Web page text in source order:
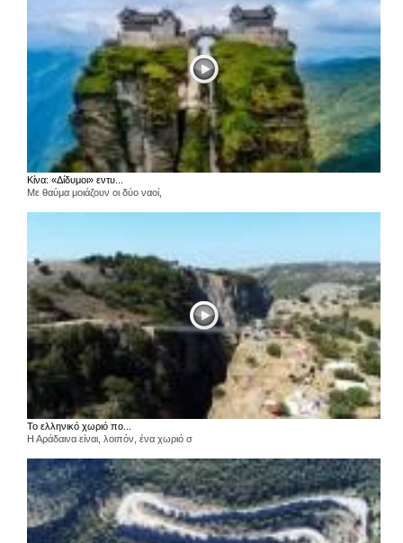
Κίνα: «Δίδυμοι» εντυ...
Με θαύμα μοιάζουν οι δύο ναοί,
Το ελληνικό χωριό πο...
Η Αράδαινα είναι, λοιπόν, ένα χωριό σ